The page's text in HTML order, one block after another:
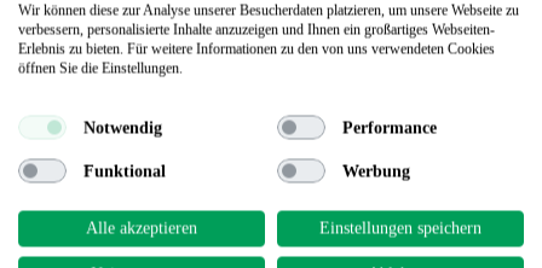
Terrassendielen
Wir können diese zur Analyse unserer Besucherdaten platzieren, um unsere Webseite zu
verbessern, personalisierte Inhalte anzuzeigen und Ihnen ein großartiges Webseiten-
Erlebnis zu bieten. Für weitere Informationen zu den von uns verwendeten Cookies
öffnen Sie die Einstellungen.
Notwendig Performance
Funktional Werbung
Alle akzeptieren Einstellungen speichern